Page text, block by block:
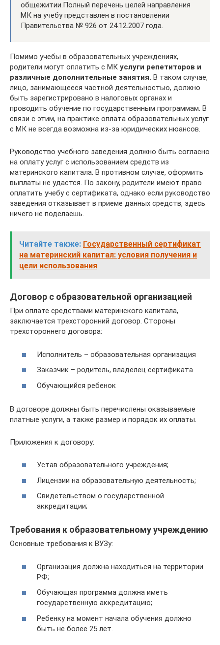
общежитии.Полный перечень целей направления
МК на учебу представлен в постановлении
Правительства № 926 от 24.12.2007 года.
Помимо учебы в образовательных учреждениях,
родители могут оплатить с МК услуги репетиторов и
различные дополнительные занятия. В таком случае,
лицо, занимающееся частной деятельностью, должно
быть зарегистрировано в налоговых органах и
проводить обучение по государственным программам. В
связи с этим, на практике оплата образовательных услуг
с МК не всегда возможна из-за юридических нюансов.
Руководство учебного заведения должно быть согласно
на оплату услуг с использованием средств из
материнского капитала. В противном случае, оформить
выплаты не удастся. По закону, родители имеют право
оплатить учебу с сертификата, однако если руководство
заведения отказывает в приеме данных средств, здесь
ничего не поделаешь.
Читайте также: Государственный сертификат
на материнский капитал: условия получения и
цели использования
Договор с образовательной организацией
При оплате средствами материнского капитала,
заключается трехсторонний договор. Стороны
трехстороннего договора:
Исполнитель – образовательная организация
Заказчик – родитель, владелец сертификата
Обучающийся ребенок
В договоре должны быть перечислены оказываемые
платные услуги, а также размер и порядок их оплаты.
Приложения к договору:
Устав образовательного учреждения;
Лицензии на образовательную деятельность;
Свидетельством о государственной
аккредитации;
Требования к образовательному учреждению
Основные требования к ВУЗу:
Организация должна находиться на территории
РФ;
Обучающая программа должна иметь
государственную аккредитацию;
Ребенку на момент начала обучения должно
быть не более 25 лет.